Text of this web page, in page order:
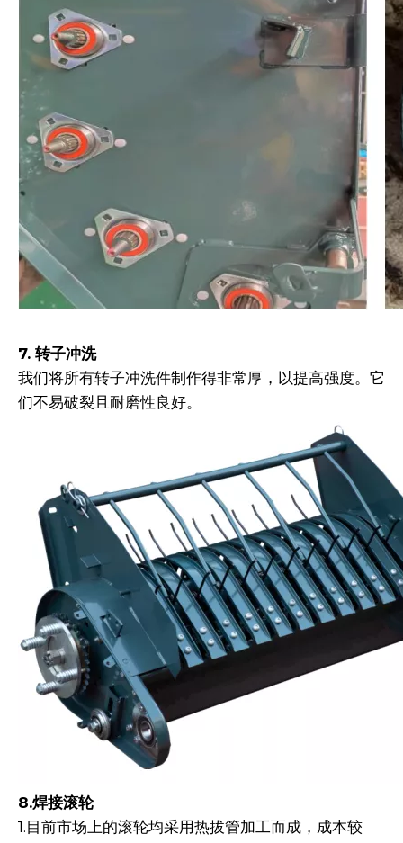
7. 转子冲洗
我们将所有转子冲洗件制作得非常厚，以提高强度。它
们不易破裂且耐磨性良好。
8.焊接滚轮
1.目前市场上的滚轮均采用热拔管加工而成，成本较